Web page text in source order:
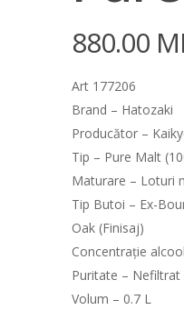
880.00
Art 177206
Brand – Hatozaki
Producător –
Tip – Pure Malt
Maturare – Loturi
Tip Butoi – Ex-
Oak (Finisaj)
Concentrație
Puritate – Nefiltrat
Volum – 0.7 L